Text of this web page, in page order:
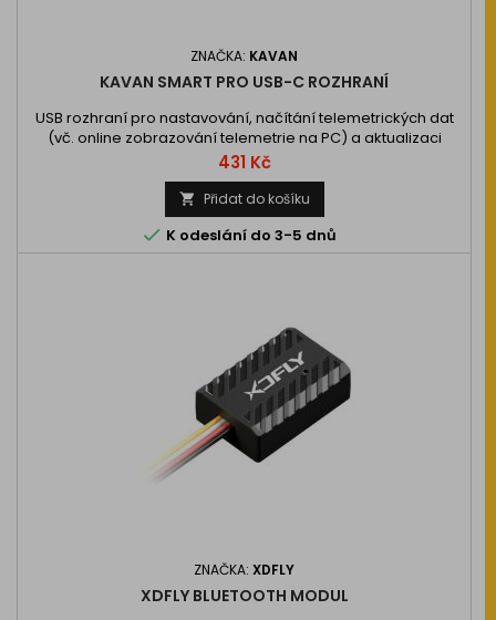
ZNAČKA: KAVAN
KAVAN SMART PRO USB-C ROZHRANÍ
USB rozhraní pro nastavování, načítání telemetrických dat
(vč. online zobrazování telemetrie na PC) a aktualizaci
firmwaru kompatibilních zařízení KAVAN Smart PRO a MAV
Sense s pomocí počítače.
Cena
431 Kč
 Přidat do košíku
 K odeslání do 3-5 dnů
ZNAČKA: XDFLY
XDFLY BLUETOOTH MODUL